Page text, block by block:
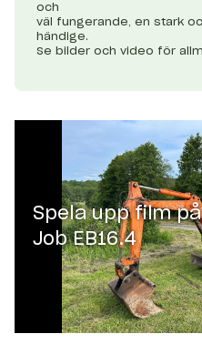
och
väl fungerande, en stark
händige.
Se bilder och video för
Spela upp film
Job EB16.4